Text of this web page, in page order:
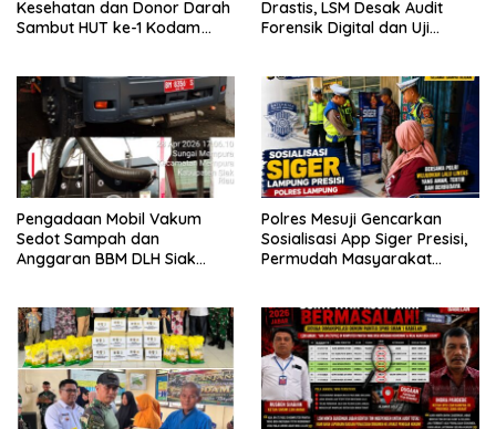
Kesehatan dan Donor Darah
Sambut HUT ke-1 Kodam
Drastis, LSM Desak Audit
Forensik Digital dan Uji
Pengadaan Mobil Vakum
Sedot Sampah dan
Anggaran BBM DLH Siak
Polres Mesuji Gencarkan
Sosialisasi App Siger Presisi,
Permudah Masyarakat